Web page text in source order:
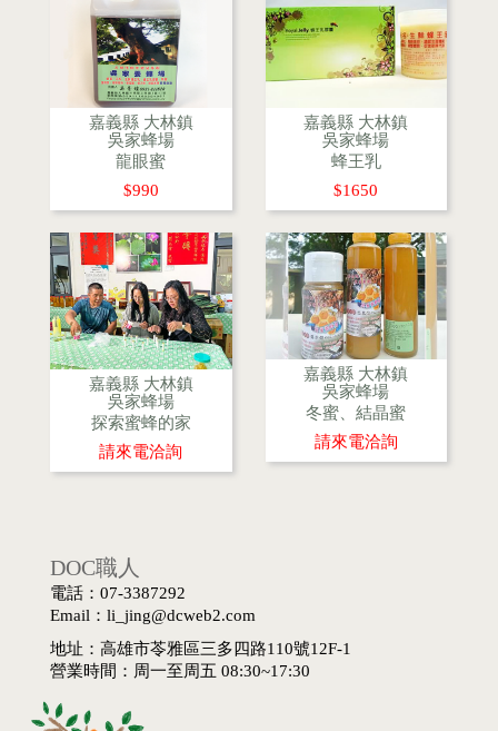
嘉義縣 大林鎮
吳家蜂場
龍眼蜜
$990
嘉義縣 大林鎮
吳家蜂場
蜂王乳
$1650
嘉義縣 大林鎮
吳家蜂場
探索蜜蜂的家
請來電洽詢
嘉義縣 大林鎮
吳家蜂場
冬蜜、結晶蜜
請來電洽詢
DOC職人
電話：07-3387292
Email：li_jing@dcweb2.com
地址：高雄市苓雅區三多四路110號12F-1
營業時間：周一至周五 08:30~17:30